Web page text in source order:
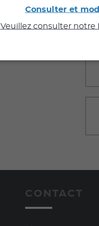
CONTACT
Consulter et
Veuillez consulter